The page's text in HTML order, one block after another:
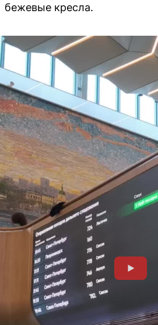
бежевые кресла.